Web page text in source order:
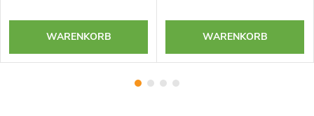
WARENKORB WARENKORB